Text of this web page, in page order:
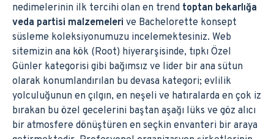
nedimelerinin ilk tercihi olan en trend toptan bekarlığa
veda partisi malzemeleri ve Bachelorette konsept
süsleme koleksiyonumuzu incelemektesiniz. Web
sitemizin ana kök (Root) hiyerarşisinde, tıpkı Özel
Günler kategorisi gibi bağımsız ve lider bir ana sütun
olarak konumlandırılan bu devasa kategori; evlilik
yolculuğunun en çılgın, en neşeli ve hatıralarda en çok iz
bırakan bu özel gecelerini baştan aşağı lüks ve göz alıcı
bir atmosfere dönüştüren en seçkin envanteri bir araya